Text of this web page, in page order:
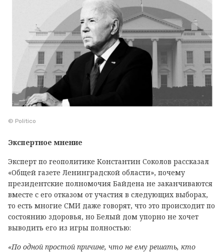
© Politico
Экспертное мнение
Эксперт по геополитике Константин Соколов рассказал
«Общей газете Ленинградской области», почему
президентские полномочия Байдена не заканчиваются
вместе с его отказом от участия в следующих выборах,
то есть многие СМИ даже говорят, что это происходит по
состоянию здоровья, но Белый дом упорно не хочет
выводить его из игры полностью:
«По одной простой причине, что не ему решать, кто